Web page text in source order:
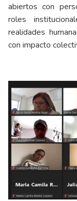
abiertos con
roles
realidades
con impacto